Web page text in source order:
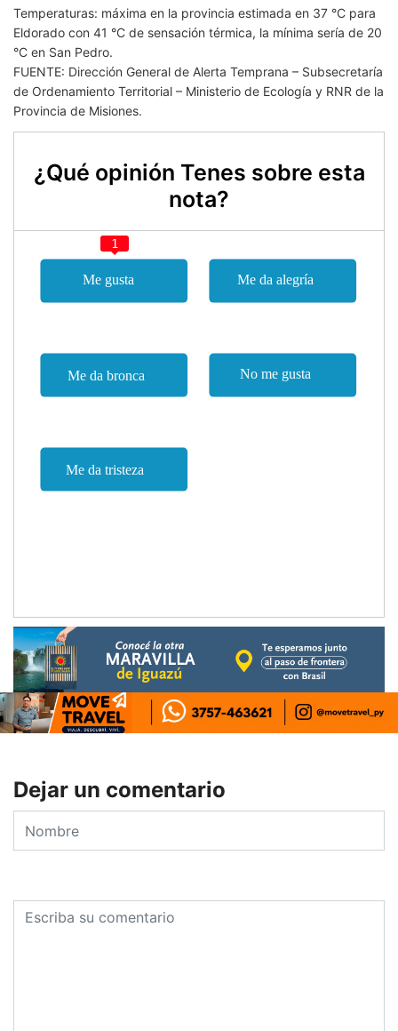
Temperaturas: máxima en la provincia estimada en 37 °C para
Eldorado con 41 °C de sensación térmica, la mínima sería de 20
°C en San Pedro.
FUENTE: Dirección General de Alerta Temprana – Subsecretaría
de Ordenamiento Territorial – Ministerio de Ecología y RNR de la
Provincia de Misiones.
¿Qué opinión Tenes sobre esta
nota?
1
Dejar un comentario